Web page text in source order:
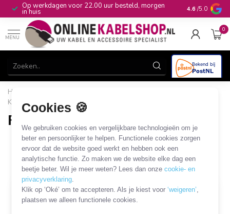
Cookies 🍪
We gebruiken cookies en vergelijkbare technologieën om je
beter en persoonlijker te helpen. Functionele cookies zorgen
ervoor dat de website goed werkt en hebben ook een
analytische functie. Zo maken we de website elke dag een
beetje beter. Wil je meer weten? Lees dan onzecookie- en
privacyverklaring.
Klik op ‘Oké’ om te accepteren. Als je kiest voor‘weigeren’,
plaatsen we alleen functionele cookies.
Op werkdagen voor 22.00 uur besteld, morgen
in huis 10+jaar
4.6 /5.0
MENU
0
Home
Krimptang
/ RJ45 krimptang
RJ45 krimptang
15 PRODUCTEN
Filters SORTEER OP
MEEST VERKOCHT